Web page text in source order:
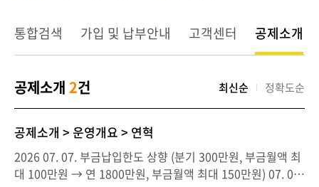
통합검색 가입 및 납부안내 고객센터 공제소개
공제소개 2건 최신순 정확도순
공제소개 > 운영개요 > 연혁
2026 07. 07. 부금납입한도 상향 (분기 300만원, 부금월액 최
대 100만원 → 연 1800만원, 부금월액 최대 150만원) 07. 07.